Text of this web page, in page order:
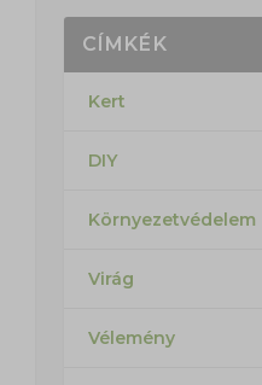
CÍMKÉK
Kert
DIY
Környezetvédelem
Virág
Vélemény